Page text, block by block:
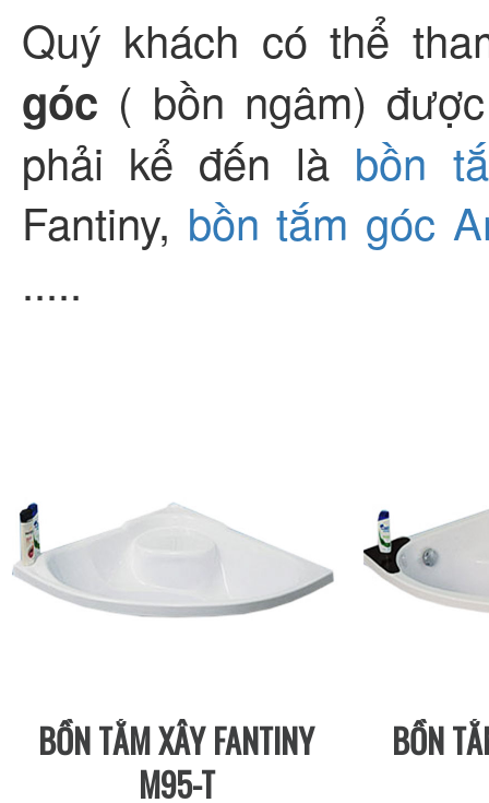
Quý khách có thể
góc ( bồn ngâm)
phải kể đến là bồn
Fantiny, bồn tắm góc
.....
BỒN TẮM XÂY FANTINY
M95-T
BỒN